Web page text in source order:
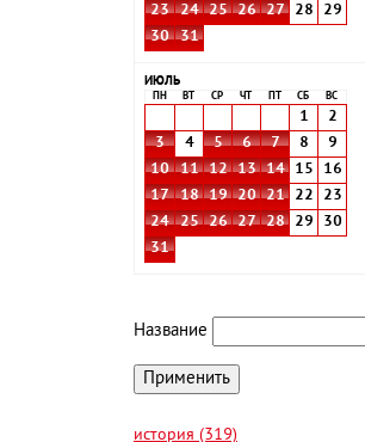
23
24 25 26 27 28
29
30
31
ИЮЛЬ
ПН ВТ СР ЧТ СБ ВС
1
2
3
4 5 6 7 8
9
10
11 12 13 14 15
16
17
18 19 20 21 22
23
24
25 26 27 28 29
30
31
Название
история (319)